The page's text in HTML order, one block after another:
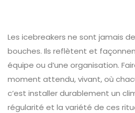
Les icebreakers ne sont jamais
bouches. Ils reflètent et
équipe ou d’une organisation.
moment attendu, vivant, où
c’est installer durablement un
régularité et la variété de ces